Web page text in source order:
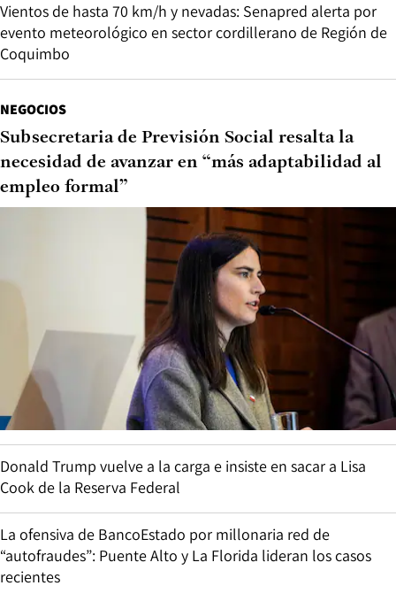
Vientos de hasta 70 km/h y nevadas: Senapred alerta por
evento meteorológico en sector cordillerano de Región de
Coquimbo
NEGOCIOS
Subsecretaria de Previsión Social resalta la
necesidad de avanzar en “más adaptabilidad al
empleo formal”
Donald Trump vuelve a la carga e insiste en sacar a Lisa
Cook de la Reserva Federal
La ofensiva de BancoEstado por millonaria red de
“autofraudes”: Puente Alto y La Florida lideran los casos
recientes